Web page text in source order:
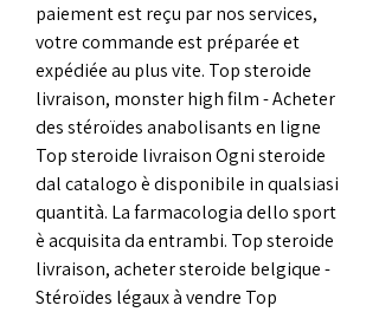
paiement est reçu par nos services,
votre commande est préparée et
expédiée au plus vite. Top steroide
livraison, monster high film - Acheter
des stéroïdes anabolisants en ligne
Top steroide livraison Ogni steroide
dal catalogo è disponibile in qualsiasi
quantità. La farmacologia dello sport
è acquisita da entrambi. Top steroide
livraison, acheter steroide belgique -
Stéroïdes légaux à vendre Top